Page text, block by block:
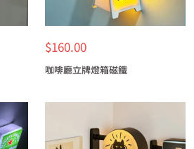
特
價
$160.00
咖啡廳立牌燈箱磁鐵